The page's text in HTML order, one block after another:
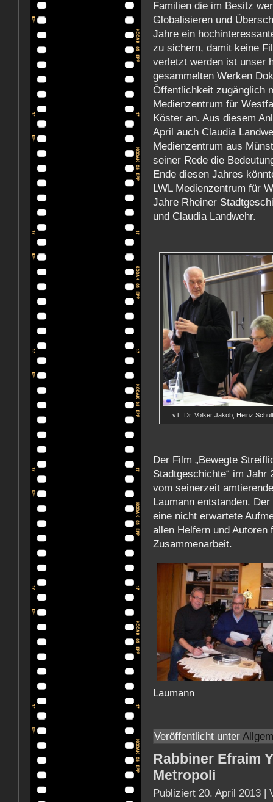
Familien die im Besitz
Globalisieren und
Jahre ein
zu sichern, damit keine
verletzt werden ist unser
gesammelten Werken
Öffentlichkeit zugänglich
Medienzentrum für
Köster an. Aus diesem
April auch Claudia
Medienzentrum aus
seiner Rede die
Ende diesen Jahres
LWL Medienzentrum für
Jahre Rheiner
und Claudia Landwehr.
v.l.: Dr. Volker Jakob, Heinz
Der Film „Bewegte
Stadtgeschichte“ im Jahr
vom seinerzeit
Laumann entstanden.
eine nicht erwartete
allen Helfern und Autoren
Zusammenarbeit.
Laumann
Veröffentlicht unter
Rabbiner Efraim
Metropoli
Publiziert 20. April 2013 |